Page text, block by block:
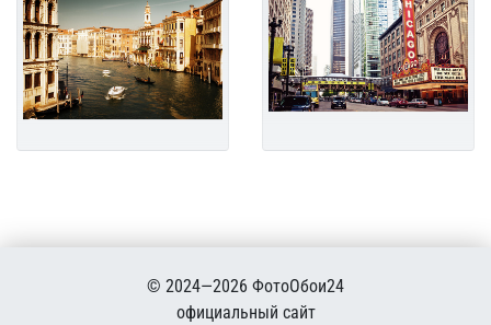
© 2024—2026 ФотоОбои24
официальный сайт